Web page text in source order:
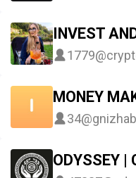
INVEST
1779
MONEY
34
ODYSSEY |